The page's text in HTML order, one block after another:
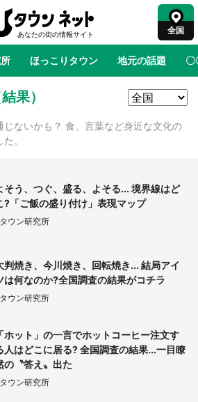
全国
ほっこりタウン 地元の話題 〇
あの時はありがとう 物語がはじ
モ動画で「聖地」が生産されてます
～1／31】
ひとりごと』の〝舞〟の世界に入り込
像」も【8／1～10／26】
陽＆影山飛雄が笹かまを食べる！ アニ
キュー！！』×老舗「鐘崎」コラボで
ズも【8／1～31】
んちのメイドラゴン』と舞台のモデ
がコラボ 田んぼアートの見頃にあわ
続々【7／31～】
果）
ないかも？ 食、言葉など身近な文化の
。
そう、つぐ、盛る、よそる... 境界線はど
?「ご飯の盛り付け」表現マップ
ウン研究所
判焼き、今川焼き、回転焼き... 結局アイ
は何なのか?全国調査の結果がコチラ
ウン研究所
「ホット」の一言でホットコーヒー注文す
人はどこに居る? 全国調査の結果...一目瞭
の〝答え〟出た
ウン研究所